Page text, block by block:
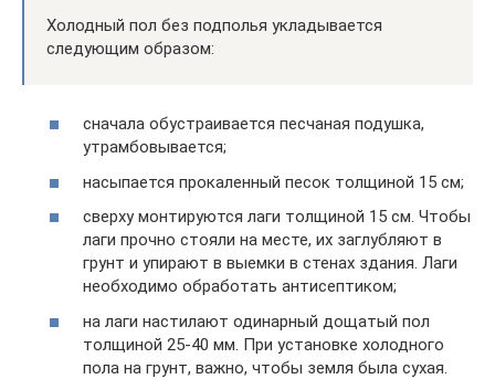
Холодный пол без подполья укладывается
следующим образом:
сначала обустраивается песчаная подушка,
утрамбовывается;
насыпается прокаленный песок толщиной 15 см;
сверху монтируются лаги толщиной 15 см. Чтобы
лаги прочно стояли на месте, их заглубляют в
грунт и упирают в выемки в стенах здания. Лаги
необходимо обработать антисептиком;
на лаги настилают одинарный дощатый пол
толщиной 25-40 мм. При установке холодного
пола на грунт, важно, чтобы земля была сухая.